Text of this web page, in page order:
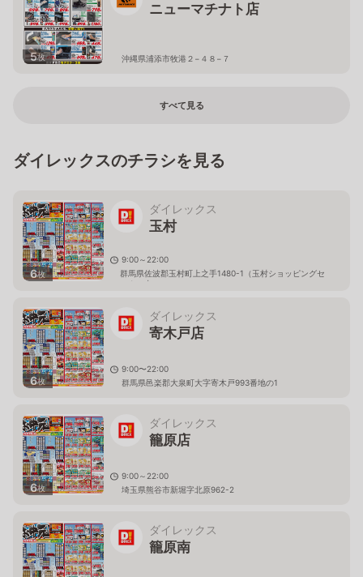
5枚
ニューマチナト店
沖縄県浦添市牧港２−４８−７
すべて見る
ダイレックスのチラシを見る
6枚
ダイレックス
玉村
9:00～22:00
群馬県佐波郡玉村町上之手1480-1（玉村ショッピングセ
ンター内）
6枚
ダイレックス
寄木戸店
9:00〜22:00
群馬県邑楽郡大泉町大字寄木戸993番地の1
6枚
ダイレックス
籠原店
9:00～22:00
埼玉県熊谷市新堀字北原962-2
ダイレックス
籠原南